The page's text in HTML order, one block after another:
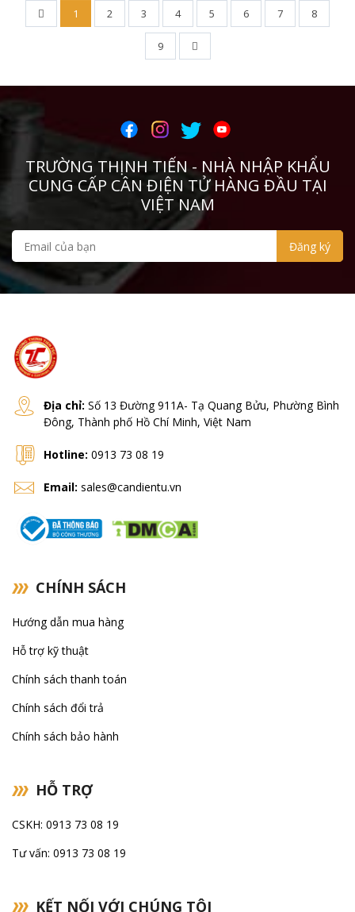
1 2 3 4 5 6 7 8
9
TRƯỜNG THỊNH TIẾN - NHÀ NHẬP KHẨU
CUNG CẤP CÂN ĐIỆN TỬ HÀNG ĐẦU TẠI
VIỆT NAM
Địa chỉ: Số 13 Đường 911A- Tạ Quang Bửu, Phường Bình
Đông, Thành phố Hồ Chí Minh, Việt Nam
Hotline: 0913 73 08 19
Email: sales@candientu.vn
CHÍNH SÁCH
Hướng dẫn mua hàng
Hỗ trợ kỹ thuật
Chính sách thanh toán
Chính sách đổi trả
Chính sách bảo hành
HỖ TRỢ
CSKH: 0913 73 08 19
Tư vấn: 0913 73 08 19
KẾT NỐI VỚI CHÚNG TÔI